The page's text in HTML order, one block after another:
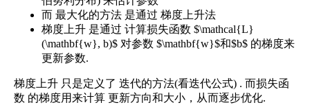
而 最大化的方法 是通过 梯度上升法
梯度上升 是通过 计算损失函数 $\mathcal{L}
(\mathbf{w}, b)$ 对参数 $\mathbf{w}$和$b$ 的梯度来
更新参数.
梯度上升 只是定义了 迭代的方法(看迭代公式) . 而损失函
数 的梯度用来计算 更新方向和大小，从而逐步优化.